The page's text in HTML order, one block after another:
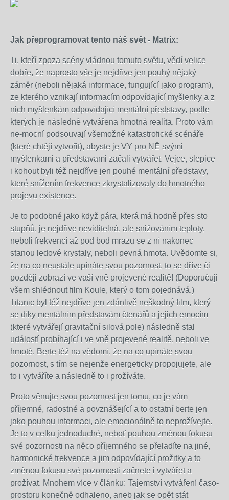
Jak přeprogramovat tento náš svět - Matrix:
Ti, kteří zpoza scény vládnou tomuto světu, vědí velice
dobře, že naprosto vše je nejdříve jen pouhý nějaký
záměr (neboli nějaká informace, fungující jako program),
ze kterého vznikají informacím odpovídající myšlenky a z
nich myšlenkám odpovídající mentální představy, podle
kterých je následně vytvářena hmotná realita. Proto vám
ne-mocní podsouvají všemožné katastrofické scénáře
(které chtějí vytvořit), abyste je VY pro NĚ svými
myšlenkami a představami začali vytvářet. Vejce, slepice
i kohout byli též nejdříve jen pouhé mentální představy,
které snížením frekvence zkrystalizovaly do hmotného
projevu existence.
Je to podobné jako když pára, která má hodně přes sto
stupňů, je nejdříve neviditelná, ale snižováním teploty,
neboli frekvencí až pod bod mrazu se z ní nakonec
stanou ledové krystaly, neboli pevná hmota. Uvědomte si,
že na co neustále upínáte svou pozornost, to se dříve či
později zobrazí ve vaší vně projevené realitě! (Doporučuji
všem shlédnout film Koule, který o tom pojednává.)
Titanic byl též nejdříve jen zdánlivě neškodný film, který
se díky mentálním představám čtenářů a jejich emocím
(které vytvářejí gravitační silová pole) následně stal
událostí probíhající i ve vně projevené realitě, neboli ve
hmotě. Berte též na vědomí, že na co upínáte svou
pozornost, s tím se nejenže energeticky propojujete, ale
to i vytváříte a následně to i prožíváte.
Proto věnujte svou pozornost jen tomu, co je vám
příjemné, radostné a povznášející a to ostatní berte jen
jako pouhou informaci, ale emocionálně to neprožívejte.
Je to v celku jednoduché, neboť pouhou změnou fokusu
své pozornosti na něco příjemného se přeladíte na jiné,
harmonické frekvence a jim odpovídající prožitky a to
změnou fokusu své pozornosti začnete i vytvářet a
prožívat. Mnohem více v článku: Tajemství vytváření časo-
prostoru konečně odhaleno, aneb jak se opět stát